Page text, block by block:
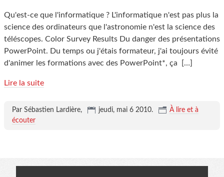
Qu'est-ce que l'informatique ? L'informatique n'est pas plus la
science des ordinateurs que l'astronomie n'est la science des
téléscopes. Color Survey Results Du danger des présentations
PowerPoint. Du temps ou j'étais formateur, j'ai toujours évité
d'animer les formations avec des PowerPoint*, ça
[…]
Lire la suite
Par Sébastien Lardière, jeudi, mai 6 2010.
À lire et à
écouter